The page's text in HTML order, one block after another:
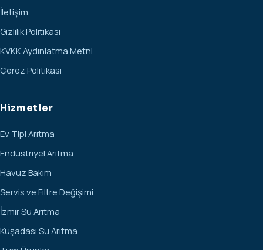
İletişim
Gizlilik Politikası
KVKK Aydınlatma Metni
Çerez Politikası
Hizmetler
Ev Tipi Arıtma
Endüstriyel Arıtma
Havuz Bakım
Servis ve Filtre Değişimi
İzmir Su Arıtma
Kuşadası Su Arıtma